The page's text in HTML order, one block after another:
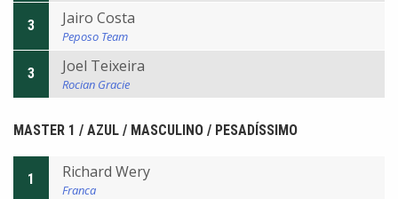
3 Jairo Costa
Peposo Team
3 Joel Teixeira
Rocian Gracie
MASTER 1 / AZUL / MASCULINO / PESADÍSSIMO
1 Richard Wery
Franca